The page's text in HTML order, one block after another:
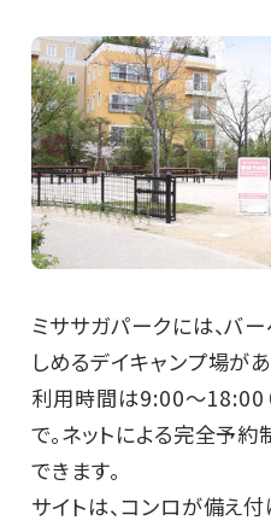
ミササガパークには、バ
しめるデイキャンプ場が
利用時間は9:00～18:00
で。ネットによる完全予
できます。
サイトは、コンロが備え